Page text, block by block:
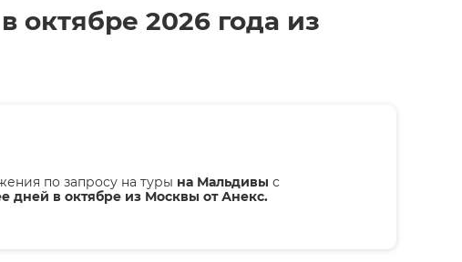
октябре 2026 года из
по запросу на туры на Мальдивы с
дней в октябре из Москвы от Анекс.